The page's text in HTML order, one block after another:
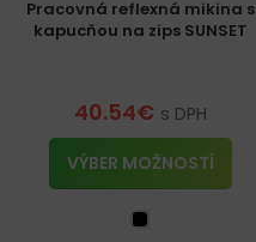
Pracovná reflexná mikina s
kapucňou na zips SUNSET
40.54€ s DPH
VÝBER MOŽNOSTÍ